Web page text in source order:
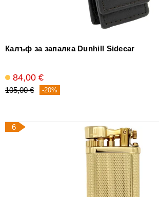
Калъф за запалка Dunhill Sidecar
84,00 €
105,00 € -20%
6